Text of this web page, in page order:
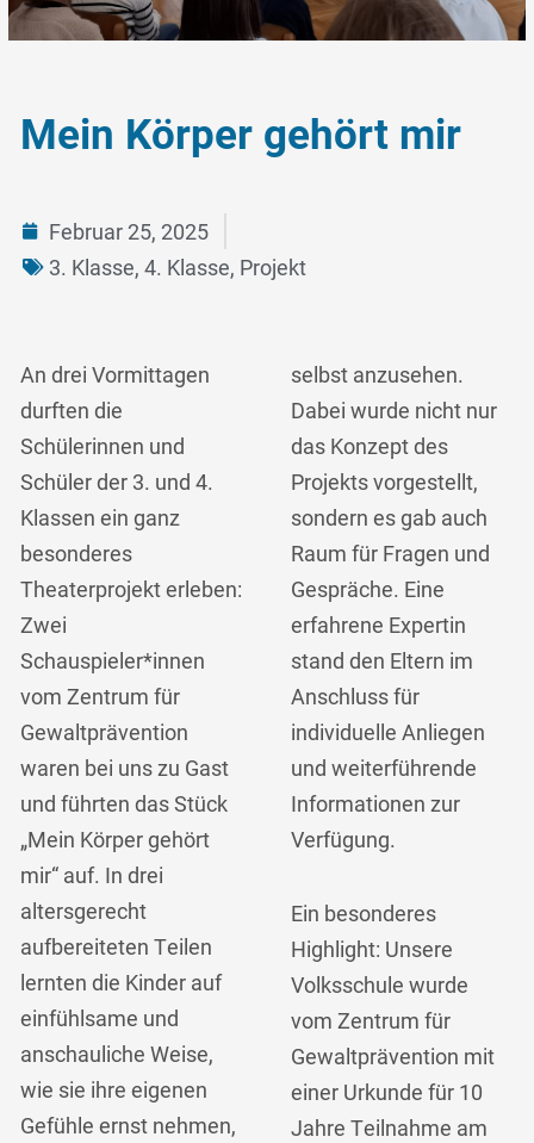
Mein Körper gehört mir
Februar 25, 2025
3. Klasse,4. Klasse, Projekt
An drei Vormittagen
durften die
Schülerinnen und
Schüler der 3. und 4.
Klassen ein ganz
besonderes
Theaterprojekt erleben:
Zwei
Schauspieler*innen
vom Zentrum für
Gewaltprävention
waren bei uns zu Gast
und führten das Stück
„Mein Körper gehört
mir“ auf. In drei
altersgerecht
aufbereiteten Teilen
lernten die Kinder auf
einfühlsame und
anschauliche Weise,
wie sie ihre eigenen
Gefühle ernst nehmen,
selbst anzusehen.
Dabei wurde nicht nur
das Konzept des
Projekts vorgestellt,
sondern es gab auch
Raum für Fragen und
Gespräche. Eine
erfahrene Expertin
stand den Eltern im
Anschluss für
individuelle Anliegen
und weiterführende
Informationen zur
Verfügung.
Ein besonderes
Highlight: Unsere
Volksschule wurde
vom Zentrum für
Gewaltprävention mit
einer Urkunde für 10
Jahre Teilnahme am